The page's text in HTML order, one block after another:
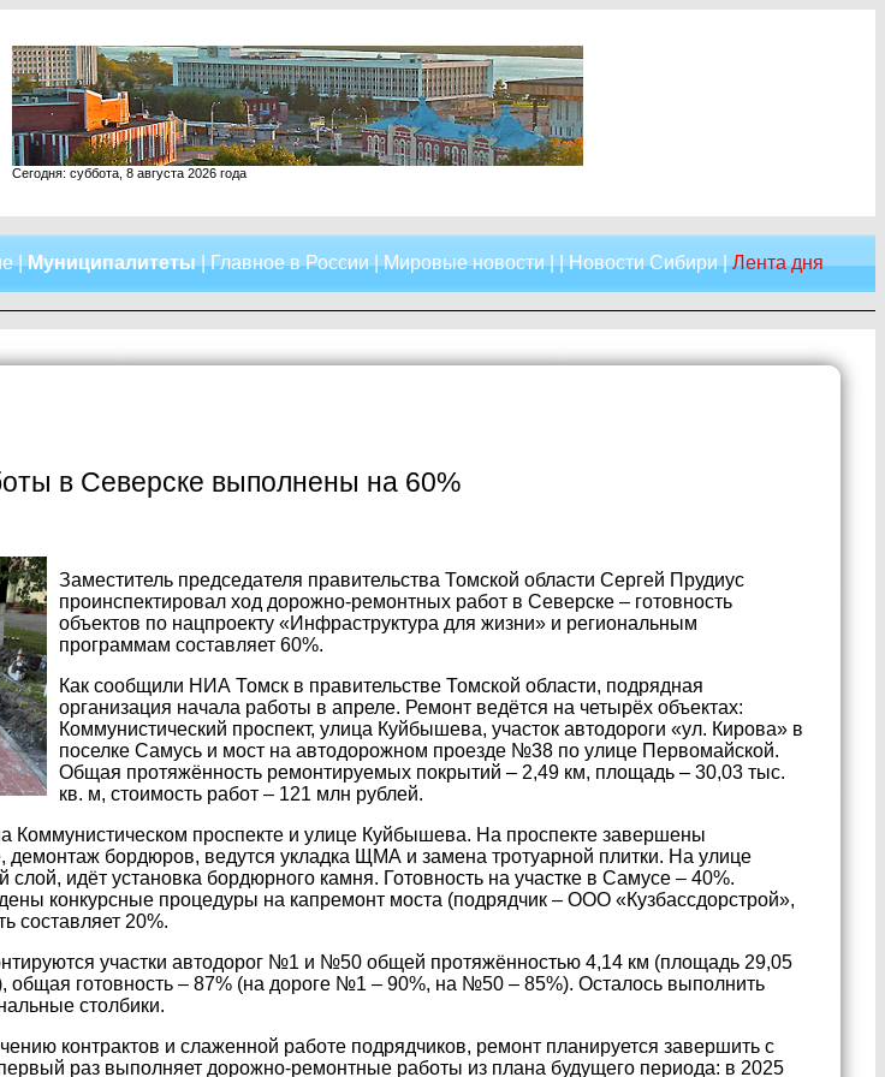
Сегодня: суббота, 8 августа 2026 года
|Муниципалитеты|Главное в России|Мировые новости| |Новости Сибири|Лента дня
в Северске выполнены на 60%
Заместитель председателя правительства Томской области Сергей Прудиус
проинспектировал ход дорожно-ремонтных работ в Северске – готовность
объектов по нацпроекту «Инфраструктура для жизни» и региональным
программам составляет 60%.
Как сообщили НИА Томск в правительстве Томской области, подрядная
организация начала работы в апреле. Ремонт ведётся на четырёх объектах:
Коммунистический проспект, улица Куйбышева, участок автодороги «ул. Кирова» в
поселке Самусь и мост на автодорожном проезде №38 по улице Первомайской.
Общая протяжённость ремонтируемых покрытий – 2,49 км, площадь – 30,03 тыс.
кв. м, стоимость работ – 121 млн рублей.
Коммунистическом проспекте и улице Куйбышева. На проспекте завершены
демонтаж бордюров, ведутся укладка ЩМА и замена тротуарной плитки. На улице
идёт установка бордюрного камня. Готовность на участке в Самусе – 40%.
конкурсные процедуры на капремонт моста (подрядчик – ООО «Кузбассдорстрой»,
составляет 20%.
участки автодорог №1 и №50 общей протяжённостью 4,14 км (площадь 29,05
общая готовность – 87% (на дороге №1 – 90%, на №50 – 85%). Осталось выполнить
столбики.
контрактов и слаженной работе подрядчиков, ремонт планируется завершить с
раз выполняет дорожно-ремонтные работы из плана будущего периода: в 2025